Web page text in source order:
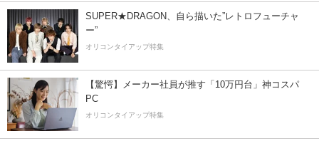
SUPER★DRAGON、自ら描いた”レトロフューチャ
ー”
オリコンタイアップ特集
【驚愕】メーカー社員が推す「10万円台」神コスパ
PC
オリコンタイアップ特集